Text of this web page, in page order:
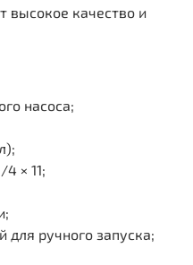
высокое качество и
насоса;
× 11;
для ручного запуска;